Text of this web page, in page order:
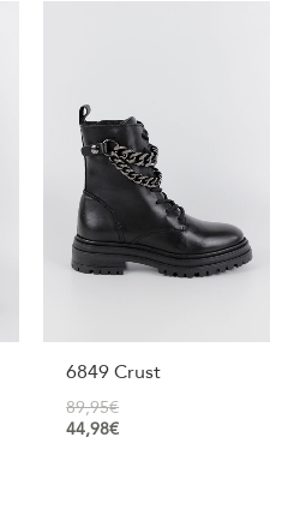
6849 Crust
89,95€
44,98€